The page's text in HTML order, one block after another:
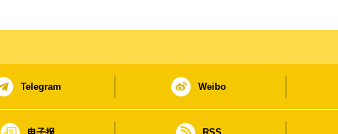
Telegram Weibo